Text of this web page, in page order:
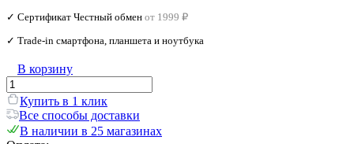
✓ Сертификат Честный обмен от 1999 ₽
✓ Trade‑in смартфона, планшета и ноутбука
В корзину
Купить в 1 клик
Все способы доставки
В наличии в 25 магазинах